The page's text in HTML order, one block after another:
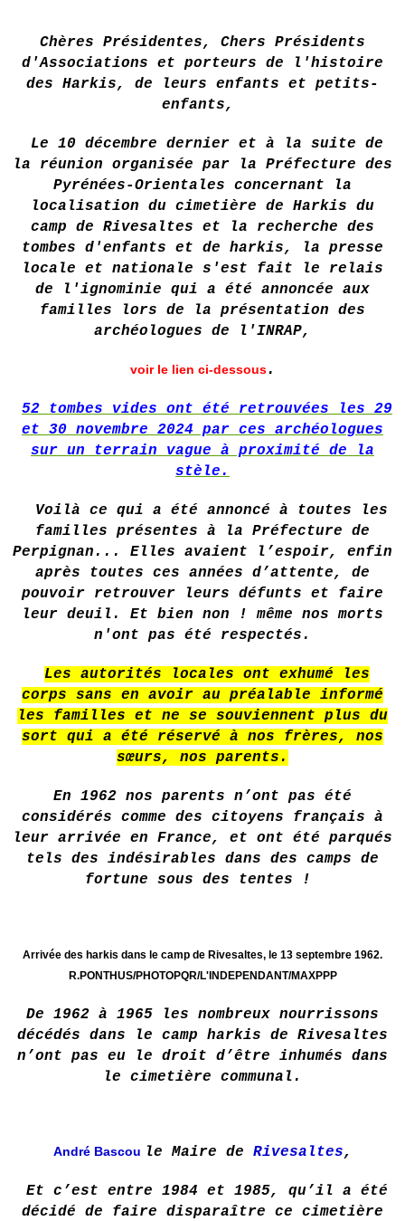
Chères Présidentes, Chers Présidents
d'Associations et porteurs de l'histoire
des Harkis, de leurs enfants et petits-
enfants,
Le 10 décembre dernier et à la suite de
la réunion organisée par la Préfecture des
Pyrénées-Orientales concernant la
localisation du cimetière de Harkis du
camp de Rivesaltes et la recherche des
tombes d'enfants et de harkis, la presse
locale et nationale s'est fait le relais
de l'ignominie qui a été annoncée aux
familles lors de la présentation des
archéologues de l'INRAP,
voir le lien ci-dessous.
52 tombes vides ont été retrouvées les 29
et 30 novembre 2024 par ces archéologues
sur un terrain vague à proximité de la
stèle.
Voilà ce qui a été annoncé à toutes les
familles présentes à la Préfecture de
Perpignan... Elles avaient l’espoir, enfin
après toutes ces années d’attente, de
pouvoir retrouver leurs défunts et faire
leur deuil. Et bien non ! même nos morts
n'ont pas été respectés.
Les autorités locales ont exhumé les
corps sans en avoir au préalable informé
les familles et ne se souviennent plus du
sort qui a été réservé à nos frères, nos
sœurs, nos parents.
En 1962 nos parents n’ont pas été
considérés comme des citoyens français à
leur arrivée en France, et ont été parqués
tels des indésirables dans des camps de
fortune sous des tentes !
Arrivée des harkis dans le camp de Rivesaltes, le 13 septembre 1962.
R.PONTHUS/PHOTOPQR/L'INDEPENDANT/MAXPPP
De 1962 à 1965 les nombreux nourrissons
décédés dans le camp harkis de Rivesaltes
n’ont pas eu le droit d’être inhumés dans
le cimetière communal.
André Bascou le Maire de Rivesaltes,
Et c’est entre 1984 et 1985, qu’il a été
décidé de faire disparaître ce cimetière